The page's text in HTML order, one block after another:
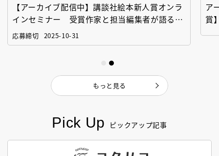
Pick Up ピックアップ記事
【アーカイブ配信中】講談社絵本新人賞オンラ
インセミナー 受賞作家と担当編集者が語る
「絵本創作実践講座」
応募締切 2025-10-31
ア
賞
もっと見る